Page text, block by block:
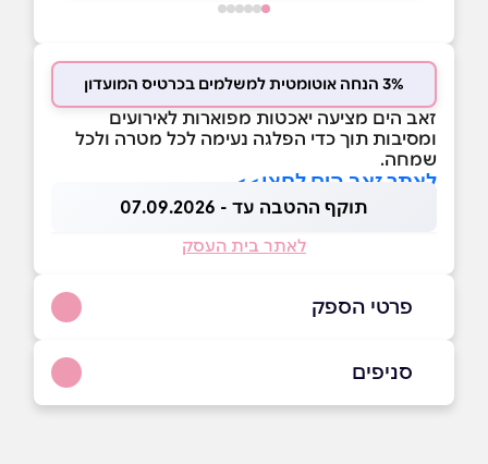
3% הנחה אוטומטית למשלמים בכרטיס המועדון
זאב הים מציעה יאכטות מפוארות לאירועים
ומסיבות תוך כדי הפלגה נעימה לכל מטרה ולכל
שמחה.
לאתר זאב הים לחצו>>
תוקף ההטבה עד - 07.09.2026
לאתר בית העסק
פרטי הספק
באתר
סניפים